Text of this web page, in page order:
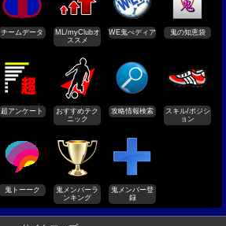
チームデータ
ML/myClubオ
ススメ
WE鬼ぺディア 鬼の知恵袋
超アンケート
おすすめテク
ニック
攻略情報検索
スキル/ポジシ
ョン
鬼トーーク
鬼メンバーラ
ンキング
鬼メンバー登
録